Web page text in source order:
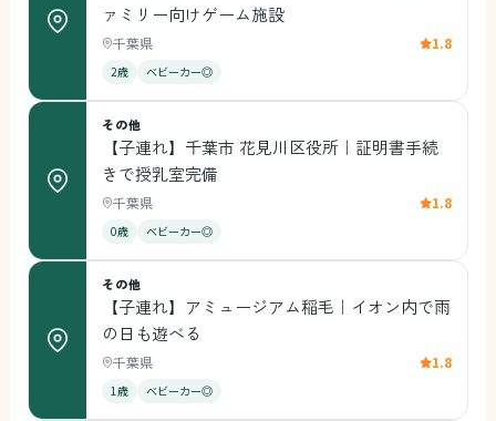
ァミリー向けゲーム施設
千葉県 1.8
2歳 ベビーカー◎
その他
【子連れ】千葉市 花見川区役所｜証明書手続
きで授乳室完備
千葉県 1.8
0歳 ベビーカー◎
その他
【子連れ】アミュージアム稲毛｜イオン内で雨
の日も遊べる
千葉県 1.8
1歳 ベビーカー◎